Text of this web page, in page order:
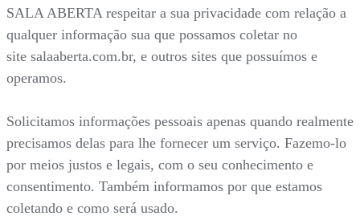
SALA ABERTA respeitar a sua privacidade com relação a
qualquer informação sua que possamos coletar no
site salaaberta.com.br, e outros sites que possuímos e
operamos.
Solicitamos informações pessoais apenas quando realmente
precisamos delas para lhe fornecer um serviço. Fazemo-lo
por meios justos e legais, com o seu conhecimento e
consentimento. Também informamos por que estamos
coletando e como será usado.